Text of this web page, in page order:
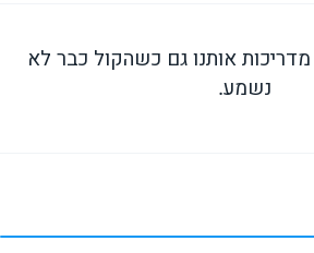
אותנו גם כשהקול כבר לא
נשמע.